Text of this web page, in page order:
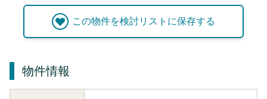
この物件を検討リストに保存する
物件情報